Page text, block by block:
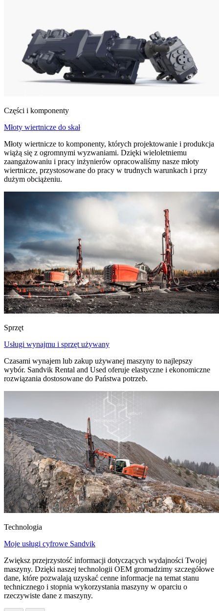
Części i komponenty
Młoty wiertnicze do skał
Młoty wiertnicze to komponenty, których projektowanie i produkcja
wiążą się z ogromnymi wyzwaniami. Dzięki wieloletniemu
zaangażowaniu i pracy inżynierów opracowaliśmy nasze młoty
wiertnicze, przystosowane do pracy w trudnych warunkach i przy
dużym obciążeniu.
Sprzęt
Usługi wynajmu i sprzęt używany
Czasami wynajem lub zakup używanej maszyny to najlepszy
wybór. Sandvik Rental and Used oferuje elastyczne i ekonomiczne
rozwiązania dostosowane do Państwa potrzeb.
Technologia
Moje usługi cyfrowe Sandvik
Zwiększ przejrzystość informacji dotyczących wydajności Twojej
maszyny. Dzięki naszej technologii OEM gromadzimy szczegółowe
dane, które pozwalają uzyskać cenne informacje na temat stanu
technicznego i stopnia wykorzystania maszyny w oparciu o
rzeczywiste dane z maszyny.